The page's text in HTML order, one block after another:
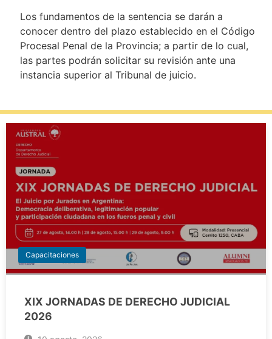
Los fundamentos de la sentencia se darán a
conocer dentro del plazo establecido en el Código
Procesal Penal de la Provincia; a partir de lo cual,
las partes podrán solicitar su revisión ante una
instancia superior al Tribunal de juicio.
Capacitaciones
XIX JORNADAS DE DERECHO JUDICIAL
2026